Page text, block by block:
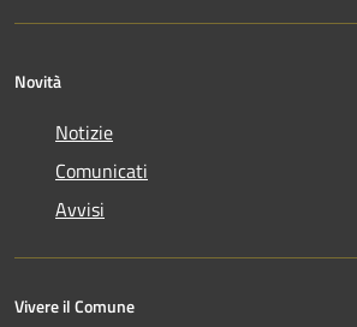
Novità
Notizie
Comunicati
Avvisi
Vivere il Comune